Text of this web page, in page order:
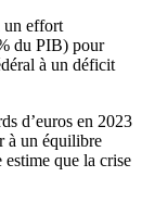
un effort
du PIB) pour
à un déficit
d’euros en 2023
à un équilibre
que la crise